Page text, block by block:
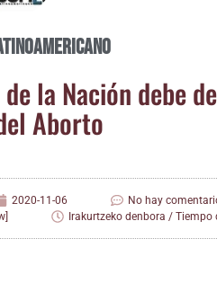
la Nación debe
Aborto
2020-11-06
No hay
Irakurtzeko denbora / Tiempo